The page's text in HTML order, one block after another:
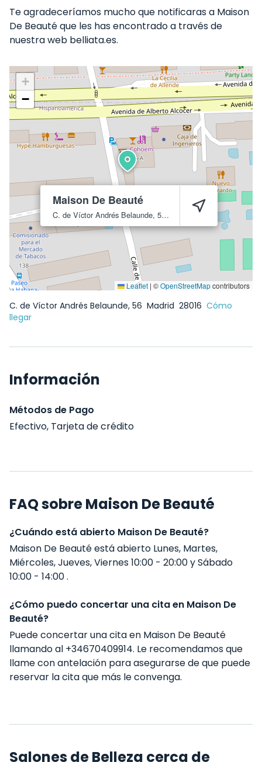
Te agradeceríamos mucho que notificaras a Maison
De Beauté que les has encontrado a través de
nuestra web belliata.es.
Maison De Beauté
C. de Víctor Andrés Belaunde, 56Madrid 28016
+
−
Leaflet | ©OpenStreetMapcontributors
C. de Víctor Andrés Belaunde, 56 Madrid 28016 Cómo
llegar
Información
Métodos de Pago
Efectivo, Tarjeta de crédito
FAQ sobre Maison De Beauté
¿Cuándo está abierto Maison De Beauté?
Maison De Beauté está abierto Lunes, Martes,
Miércoles, Jueves, Viernes 10:00 - 20:00 y Sábado
10:00 - 14:00 .
¿Cómo puedo concertar una cita en Maison De
Beauté?
Puede concertar una cita en Maison De Beauté
llamando al +34670409914. Le recomendamos que
llame con antelación para asegurarse de que puede
reservar la cita que más le convenga.
Salones de Belleza cerca de